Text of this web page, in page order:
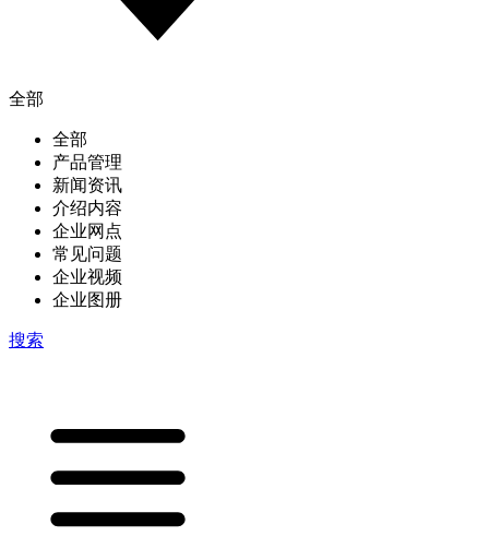
全部
全部
产品管理
新闻资讯
介绍内容
企业网点
常见问题
企业视频
企业图册
搜索